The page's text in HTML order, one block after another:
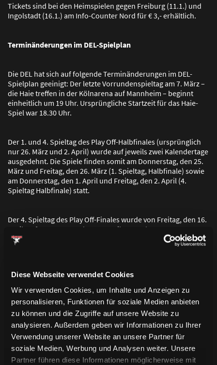
Diese Webseite verwendet Cookies
Wir verwenden Cookies, um Inhalte und Anzeigen zu
personalisieren, Funktionen für soziale Medien anbieten
zu können und die Zugriffe auf unsere Website zu
analysieren. Außerdem geben wir Informationen zu Ihrer
Verwendung unserer Website an unsere Partner für
soziale Medien, Werbung und Analysen weiter. Unsere
Partner führen diese Informationen möglicherweise mit
Tickets sind bei den Heimspielen gegen Freiburg (11.1.) und
Ingolstadt (16.1.) am Info-Counter Nord für € 3,- erhältlich.
Terminänderungen im DEL-Spielplan
Die DEL hat sich auf folgende Terminänderungen im DEL-
Spielplan geeinigt: Der letzte Vorrundenspieltag am 7. März –
die Haie treffen in der Kölnarena auf Mannheim – beginnt
einheitlich um 19 Uhr. Ursprüngliche Startzeit für das Haie-
Spiel war 18.30 Uhr.
Der 1. und 4. Spieltag des Play Off-Halbfinales (ursprünglich
nur 26. März und 2. April) wurde auf jeweils zwei Kalendertage
ausgedehnt. Die Spiele finden somit am Donnerstag, den 25.
März und Freitag, den 26. März (1. Spieltag, Halbfinale) sowie
am Donnerstag, den 1. April und Freitag, den 2. April (4.
Spieltag Halbfinale) statt.
Der 4. Spieltag des Play Off-Finales wurde von Freitag, den 16.
April, auf Donnerstag, den 15. April, vorverlegt.